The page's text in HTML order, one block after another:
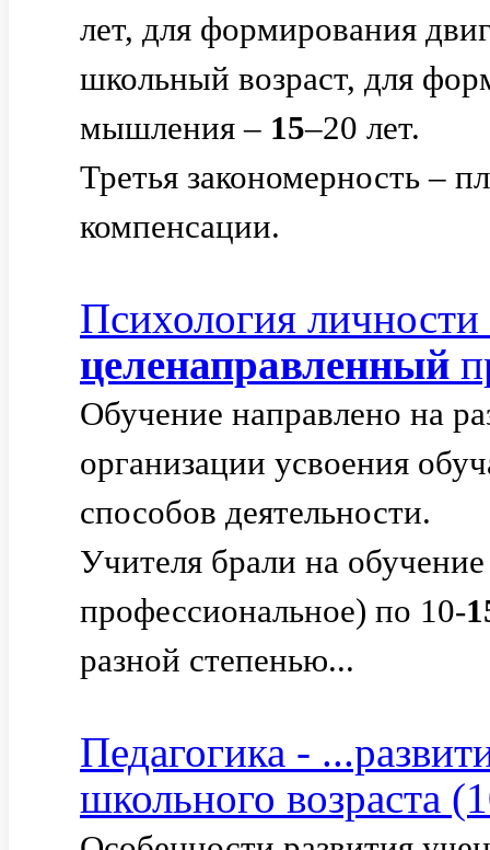
лет, для формирования
школьный возраст, для
мышления – 15–20 лет.
Третья закономерность –
компенсации.
Психология
целенаправленный
Обучение направлено на
организации усвоения
способов деятельности.
Учителя брали на
профессиональное) по 10-
разной степенью...
Педагогика -
школьного возраста